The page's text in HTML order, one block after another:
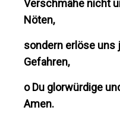
Verschmähe nicht
Nöten,
sondern erlöse uns
Gefahren,
o Du glorwürdige
Amen.